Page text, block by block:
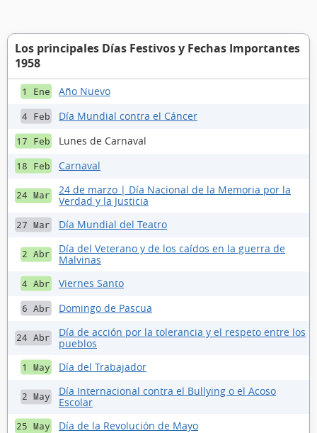
Los principales Días Festivos y Fechas Importantes
1958
1 Ene Año Nuevo
4 Feb Día Mundial contra el Cáncer
17 Feb Lunes de Carnaval
18 Feb Carnaval
24 Mar
24 de marzo | Día Nacional de la Memoria por la
Verdad y la Justicia
27 Mar Día Mundial del Teatro
2 Abr
Día del Veterano y de los caídos en la guerra de
Malvinas
4 Abr Viernes Santo
6 Abr Domingo de Pascua
24 Abr
Día de acción por la tolerancia y el respeto entre los
pueblos
1 May Día del Trabajador
2 May
Día Internacional contra el Bullying o el Acoso
Escolar
25 May Día de la Revolución de Mayo